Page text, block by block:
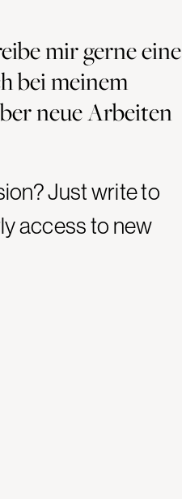
mir gerne eine
bei meinem
neue Arbeiten
Just write to
access to new